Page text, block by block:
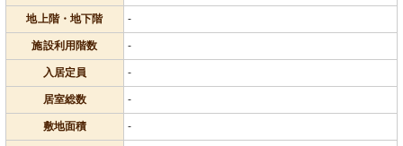
地上階・地下階 -
施設利用階数 -
入居定員 -
居室総数 -
敷地面積 -